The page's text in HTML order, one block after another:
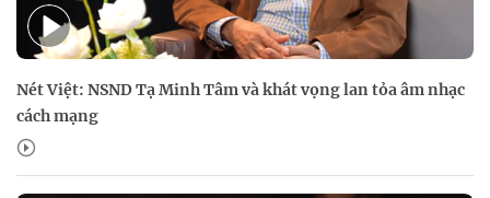
Nét Việt: NSND Tạ Minh Tâm và khát vọng lan tỏa âm nhạc
cách mạng